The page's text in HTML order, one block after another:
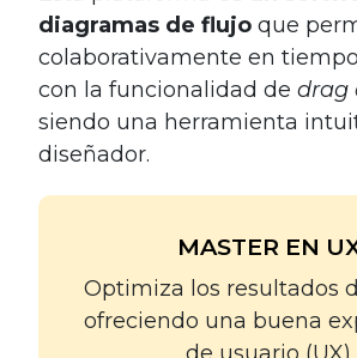
diagramas de flujo que
colaborativamente en
con la funcionalidad de drag
siendo una herramienta
diseñador.
MASTER EN
Optimiza los resultados
ofreciendo una buena